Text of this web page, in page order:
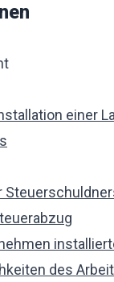
einer
des